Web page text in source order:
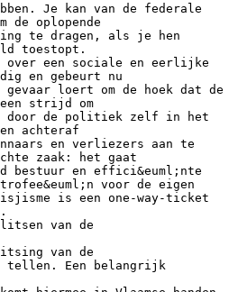
Je kan van de federale
de oplopende
te dragen, als je hen
toestopt.
over een sociale en eerlijke
en gebeurt nu
loert om de hoek dat de
strijd om
door de politiek zelf in het
achteraf
en verliezers aan te
zaak: het gaat
bestuur en effici&euml;nte
voor de eigen
is een one-way-ticket
van de
van de
tellen. Een belangrijk